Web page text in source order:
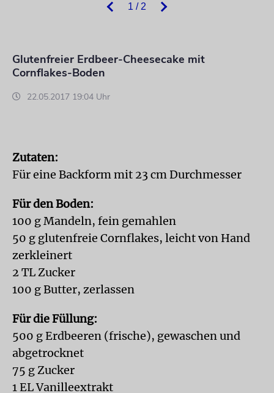
1 / 2
Glutenfreier Erdbeer-Cheesecake mit
Cornflakes-Boden
22.05.2017 19:04 Uhr
Zutaten:
Für eine Backform mit 23 cm Durchmesser
Für den Boden:
100 g Mandeln, fein gemahlen
50 g glutenfreie Cornflakes, leicht von Hand
zerkleinert
2 TL Zucker
100 g Butter, zerlassen
Für die Füllung:
500 g Erdbeeren (frische), gewaschen und
abgetrocknet
75 g Zucker
1 EL Vanilleextrakt